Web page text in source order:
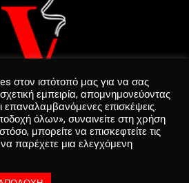
0
στον ιστότοπό μας για να σας
εμπειρία, απομνημονεύοντας
επαναλαμβανόμενες επισκέψεις.
όλων», συναινείτε στη χρήση
μπορείτε να επισκεφτείτε τις
παρέχετε μια ελεγχόμενη